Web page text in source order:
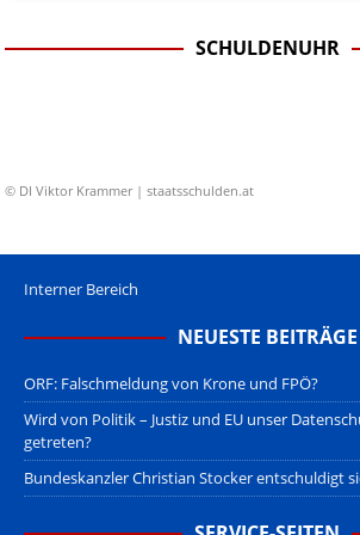
SCHULDENUHR
© DI Viktor Krammer | staatsschulden.at
Interner Bereich
NEUESTE BEITRÄGE
ORF: Falschmeldung von Krone und FPÖ?
Wird von Politik – Justiz und EU unser
getreten?
Bundeskanzler Christian Stocker entschuldigt